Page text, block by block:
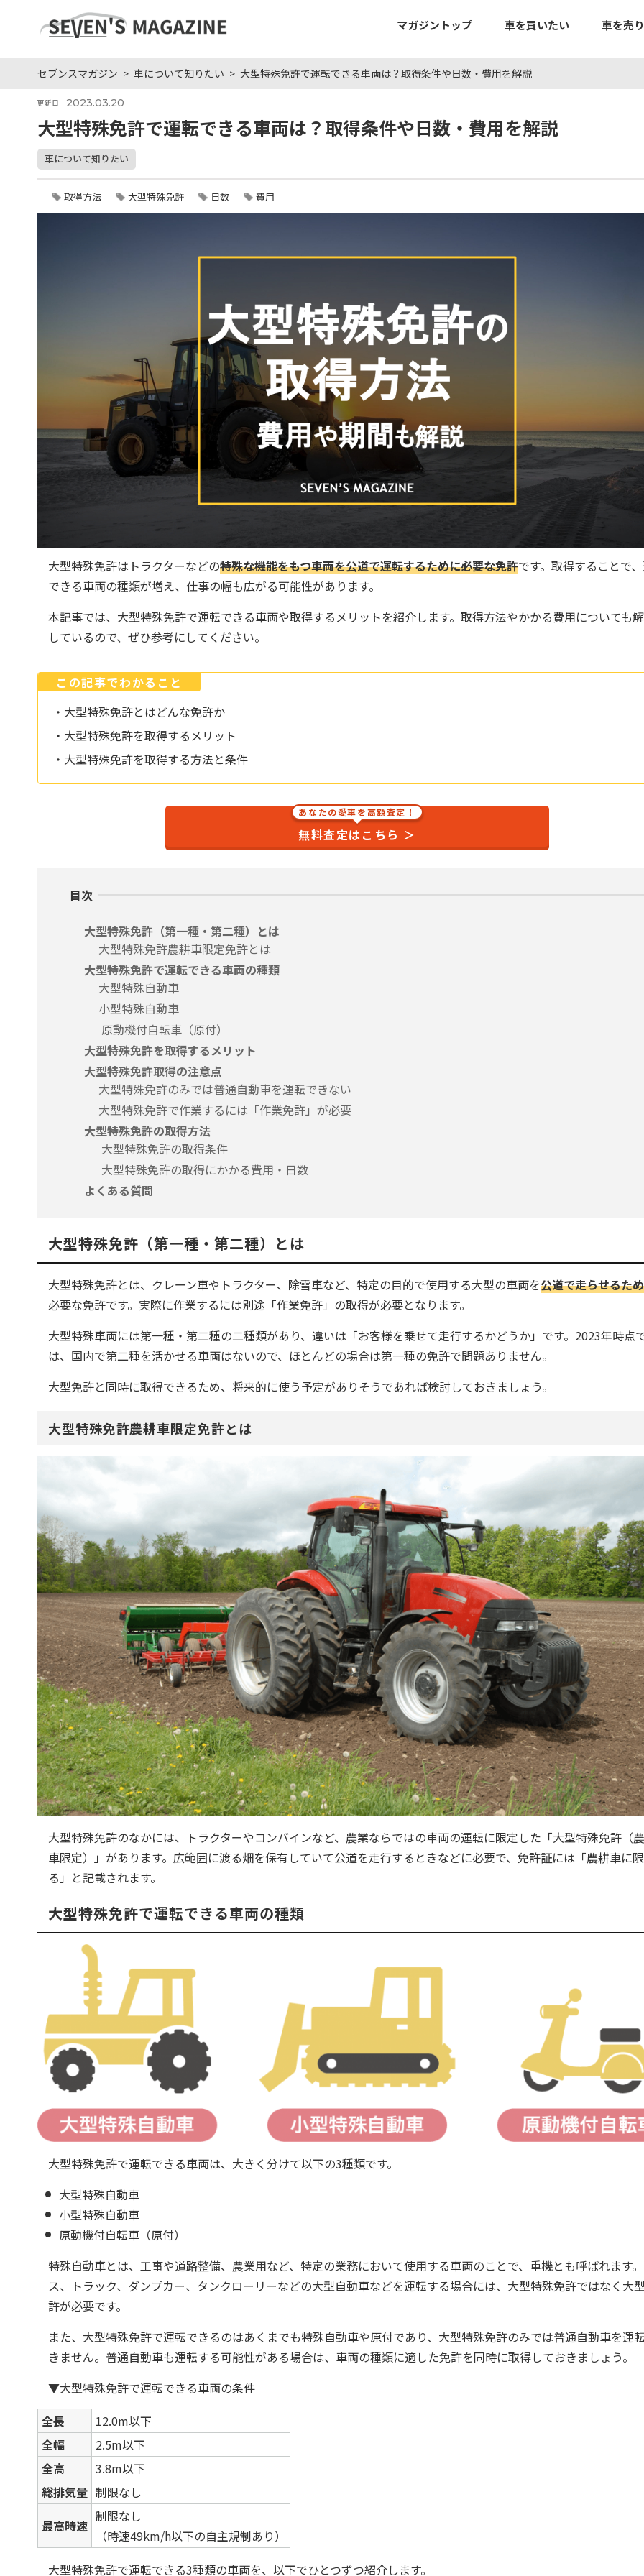
マガジントップ 車を買いたい 車を売
セブンスマガジン 車について知りたい 大型特殊免許で運転できる車両は？取得条件や日数・費用を解説
更新日 2023.03.20
大型特殊免許で運転できる車両は？取得条件や日数・費用を解説
車について知りたい
取得方法 大型特殊免許 日数 費用
大型特殊免許はトラクターなどの特殊な機能をもつ車両を公道で運転するために必要な免許です。取得することで
できる車両の種類が増え、仕事の幅も広がる可能性があります。
本記事では、大型特殊免許で運転できる車両や取得するメリットを紹介します。取得方法やかかる費用についても
しているので、ぜひ参考にしてください。
この記事でわかること
・大型特殊免許とはどんな免許か
・大型特殊免許を取得するメリット
・大型特殊免許を取得する方法と条件
あなたの愛車を高額査定！
無料査定はこちら ＞
目次
大型特殊免許（第一種・第二種）とは
大型特殊免許農耕車限定免許とは
大型特殊免許で運転できる車両の種類
大型特殊自動車
小型特殊自動車
原動機付自転車（原付）
大型特殊免許を取得するメリット
大型特殊免許取得の注意点
大型特殊免許のみでは普通自動車を運転できない
大型特殊免許で作業するには「作業免許」が必要
大型特殊免許の取得方法
大型特殊免許の取得条件
大型特殊免許の取得にかかる費用・日数
よくある質問
大型特殊免許（第一種・第二種）とは
大型特殊免許とは、クレーン車やトラクター、除雪車など、特定の目的で使用する大型の車両を公道で走らせるため
必要な免許です。実際に作業するには別途「作業免許」の取得が必要となります。
大型特殊車両には第一種・第二種の二種類があり、違いは「お客様を乗せて走行するかどうか」です。2023年時点
は、国内で第二種を活かせる車両はないので、ほとんどの場合は第一種の免許で問題ありません。
大型免許と同時に取得できるため、将来的に使う予定がありそうであれば検討しておきましょう。
大型特殊免許農耕車限定免許とは
大型特殊免許のなかには、トラクターやコンバインなど、農業ならではの車両の運転に限定した「大型特殊免許（
車限定）」があります。広範囲に渡る畑を保有していて公道を走行するときなどに必要で、免許証には「農耕車に限
る」と記載されます。
大型特殊免許で運転できる車両の種類
大型特殊免許で運転できる車両は、大きく分けて以下の3種類です。
大型特殊自動車
小型特殊自動車
原動機付自転車（原付）
特殊自動車とは、工事や道路整備、農業用など、特定の業務において使用する車両のことで、重機とも呼ばれます
ス、トラック、ダンプカー、タンクローリーなどの大型自動車などを運転する場合には、大型特殊免許ではなく大
許が必要です。
また、大型特殊免許で運転できるのはあくまでも特殊自動車や原付であり、大型特殊免許のみでは普通自動車を運
きません。普通自動車も運転する可能性がある場合は、車両の種類に適した免許を同時に取得しておきましょう。
▼大型特殊免許で運転できる車両の条件
全長
12.0m以下
全幅
2.5m以下
全高
3.8m以下
総排気量 制限なし
最高時速
制限なし
（時速49km/h以下の自主規制あり）
大型特殊免許で運転できる3種類の車両を、以下でひとつずつ紹介します。